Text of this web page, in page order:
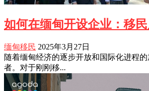
如何在缅甸开设企业：移
缅甸移民 2025年3月27日
随着缅甸经济的逐步开放和国际化进程
者。对于刚刚移...